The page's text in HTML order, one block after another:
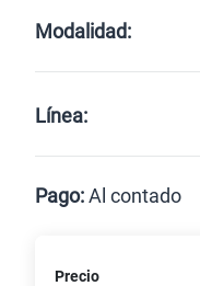
Cargando memorias
Modalidad:
Línea:
Pago:Al contado
Al contado
Precio